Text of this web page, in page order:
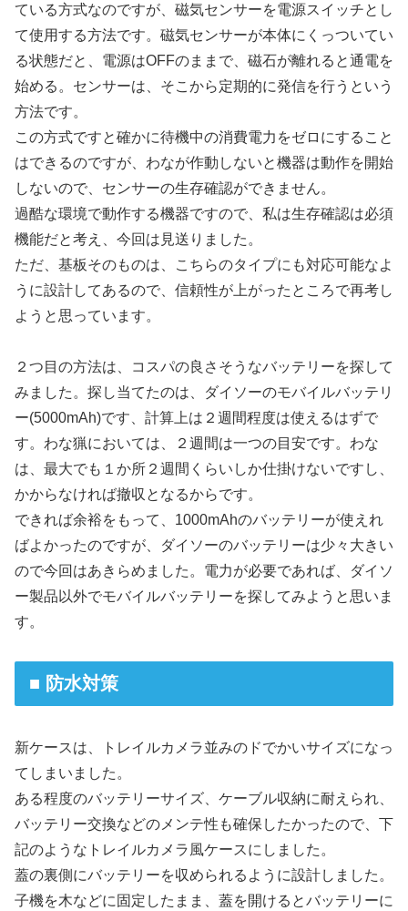
ている方式なのですが、磁気センサーを電源スイッチとし
て使用する方法です。磁気センサーが本体にくっついてい
る状態だと、電源はOFFのままで、磁石が離れると通電を
始める。センサーは、そこから定期的に発信を行うという
方法です。
この方式ですと確かに待機中の消費電力をゼロにすること
はできるのですが、わなが作動しないと機器は動作を開始
しないので、センサーの生存確認ができません。
過酷な環境で動作する機器ですので、私は生存確認は必須
機能だと考え、今回は見送りました。
ただ、基板そのものは、こちらのタイプにも対応可能なよ
うに設計してあるので、信頼性が上がったところで再考し
ようと思っています。
２つ目の方法は、コスパの良さそうなバッテリーを探して
みました。探し当てたのは、ダイソーのモバイルバッテリ
ー(5000mAh)です、計算上は２週間程度は使えるはずで
す。わな猟においては、２週間は一つの目安です。わな
は、最大でも１か所２週間くらいしか仕掛けないですし、
かからなければ撤収となるからです。
できれば余裕をもって、1000mAhのバッテリーが使えれ
ばよかったのですが、ダイソーのバッテリーは少々大きい
ので今回はあきらめました。電力が必要であれば、ダイソ
ー製品以外でモバイルバッテリーを探してみようと思いま
す。
■ 防水対策
新ケースは、トレイルカメラ並みのドでかいサイズになっ
てしまいました。
ある程度のバッテリーサイズ、ケーブル収納に耐えられ、
バッテリー交換などのメンテ性も確保したかったので、下
記のようなトレイルカメラ風ケースにしました。
蓋の裏側にバッテリーを収められるように設計しました。
子機を木などに固定したまま、蓋を開けるとバッテリーに